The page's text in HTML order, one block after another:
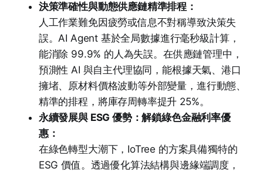
決策準確性與動態供應鏈精準排程：
人工作業難免因疲勞或信息不對稱導致決策失
誤。AI Agent 基於全局數據進行毫秒級計算，
能消除 99.9% 的人為失誤。在供應鏈管理中，
預測性 AI 與自主代理協同，能根據天氣、港口
擁堵、原材料價格波動等外部變量，進行動態、
精準的排程，將庫存周轉率提升 25%。
永續發展與 ESG 優勢：解鎖綠色金融利率優
惠：
在綠色轉型大潮下，IoTree 的方案具備獨特的
ESG 價值。透過優化算法結構與邊緣端調度，